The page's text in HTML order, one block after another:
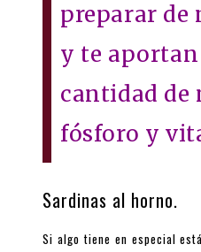
preparar de
y te
cantidad de
fósforo y
Sardinas al horno.
Si algo tiene en especial